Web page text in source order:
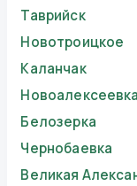
Таврийск
Новотроицкое
Каланчак
Новоалексеевка
Белозерка
Чернобаевка
Великая